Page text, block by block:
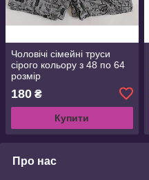
Чоловічі сімейні труси
сірого кольору з 48 по 64
розмір
180 ₴
Купити
Про нас